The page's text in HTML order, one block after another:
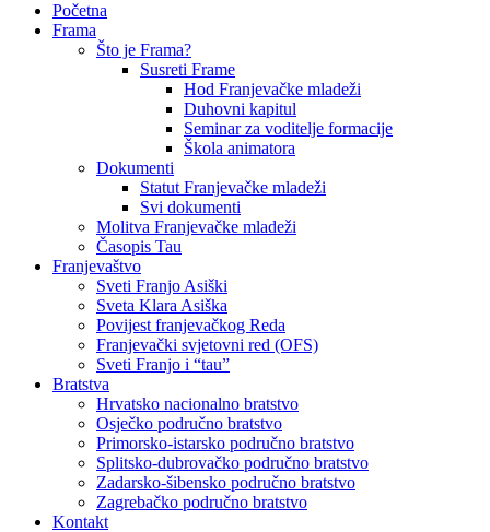
Početna
Frama
Što je Frama?
Susreti Frame
Hod Franjevačke mladeži
Duhovni kapitul
Seminar za voditelje formacije
Škola animatora
Dokumenti
Statut Franjevačke mladeži
Svi dokumenti
Molitva Franjevačke mladeži
Časopis Tau
Franjevaštvo
Sveti Franjo Asiški
Sveta Klara Asiška
Povijest franjevačkog Reda
Franjevački svjetovni red (OFS)
Sveti Franjo i “tau”
Bratstva
Hrvatsko nacionalno bratstvo
Osječko područno bratstvo
Primorsko-istarsko područno bratstvo
Splitsko-dubrovačko područno bratstvo
Zadarsko-šibensko područno bratstvo
Zagrebačko područno bratstvo
Kontakt